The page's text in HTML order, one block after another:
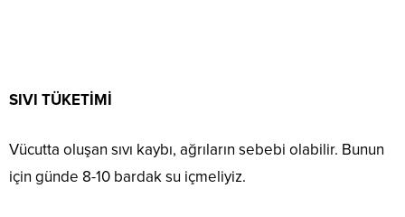
SIVI TÜKETİMİ
Vücutta oluşan sıvı kaybı, ağrıların sebebi olabilir. Bunun
için günde 8-10 bardak su içmeliyiz.